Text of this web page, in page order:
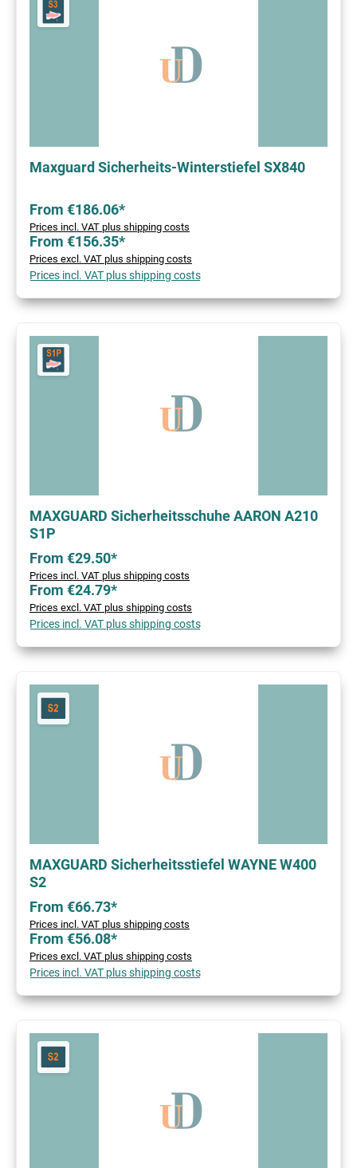
Maxguard Sicherheits-Winterstiefel SX840
From €186.06*
Prices incl. VAT plus shipping costs
From €156.35*
Prices excl. VAT plus shipping costs
Prices incl. VAT plus shipping costs
MAXGUARD Sicherheitsschuhe AARON A210
S1P
From €29.50*
Prices incl. VAT plus shipping costs
From €24.79*
Prices excl. VAT plus shipping costs
Prices incl. VAT plus shipping costs
MAXGUARD Sicherheitsstiefel WAYNE W400
S2
From €66.73*
Prices incl. VAT plus shipping costs
From €56.08*
Prices excl. VAT plus shipping costs
Prices incl. VAT plus shipping costs